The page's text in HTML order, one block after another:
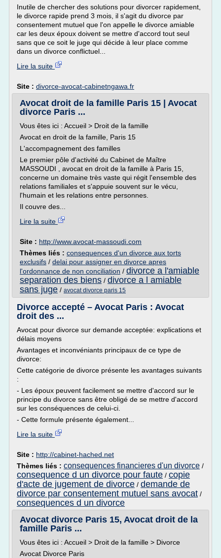
Inutile de chercher des solutions pour divorcer rapidement,
le divorce rapide prend 3 mois, il s'agit du divorce par
consentement mutuel que l'on appelle le divorce amiable
car les deux époux doivent se mettre d'accord tout seul
sans que ce soit le juge qui décide à leur place comme
dans un divorce conflictuel...
Lire la suite
Site : divorce-avocat-cabinetngawa.fr
Avocat droit de la famille Paris 15 | Avocat
divorce Paris ...
Vous êtes ici : Accueil > Droit de la famille
Avocat en droit de la famille, Paris 15
L'accompagnement des familles
Le premier pôle d'activité du Cabinet de Maître
MASSOUDI , avocat en droit de la famille à Paris 15,
concerne un domaine très vaste qui régit l'ensemble des
relations familiales et s'appuie souvent sur le vécu,
l'humain et les relations entre personnes.
Il couvre des...
Lire la suite
Site : http://www.avocat-massoudi.com
Thèmes liés : consequences d'un divorce aux torts
exclusifs / delai pour assigner en divorce apres
l'ordonnance de non conciliation / divorce a l'amiable
separation des biens / divorce a l amiable
sans juge / avocat divorce paris 15
Divorce accepté – Avocat Paris : Avocat
droit des ...
Avocat pour divorce sur demande acceptée: explications et
délais moyens
Avantages et inconvéniants principaux de ce type de
divorce:
Cette catégorie de divorce présente les avantages suivants
:
- Les époux peuvent facilement se mettre d'accord sur le
principe du divorce sans être obligé de se mettre d'accord
sur les conséquences de celui-ci.
- Cette formule présente également...
Lire la suite
Site : http://cabinet-hached.net
Thèmes liés : consequences financieres d'un divorce /
consequence d un divorce pour faute / copie
d'acte de jugement de divorce / demande de
divorce par consentement mutuel sans avocat /
consequences d un divorce
Avocat divorce Paris 15, Avocat droit de la
famille Paris ...
Vous êtes ici : Accueil > Droit de la famille > Divorce
Avocat Divorce Paris